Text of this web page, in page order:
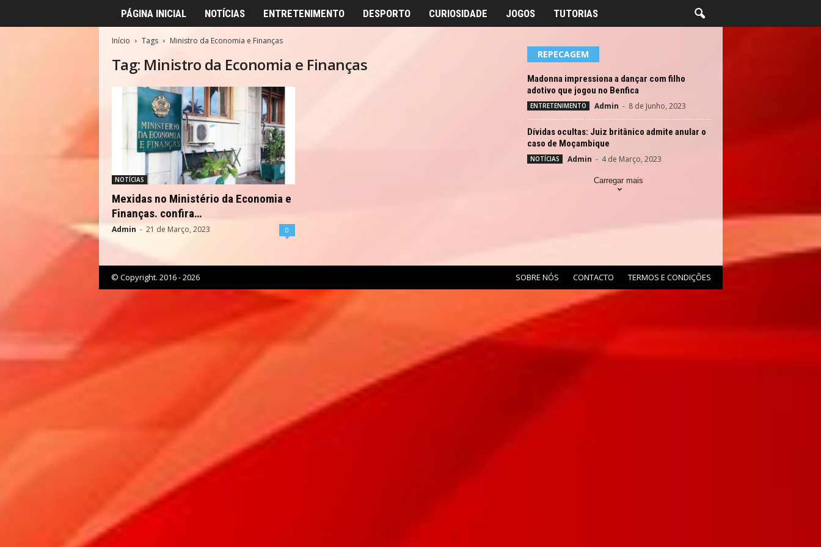
PÁGINA INICIAL NOTÍCIAS ENTRETENIMENTO DESPORTO CURIOSIDADE JOGOS TUTORIAS
Início Tags Ministro da Economia e Finanças
Tag: Ministro da Economia e Finanças
NOTÍCIAS
Mexidas no Ministério da Economia e
Finanças. confira…
Admin - 21 de Março, 2023 0
REPECAGEM
Madonna impressiona a dançar com filho
adotivo que jogou no Benfica
ENTRETENIMENTO Admin - 8 de Junho, 2023
Dívidas ocultas: Juiz britânico admite anular o
caso de Moçambique
NOTÍCIAS Admin - 4 de Março, 2023
Carregar mais
SOBRE NÓS CONTACTO TERMOS E CONDIÇÕES
© Copyright. 2016 - 2026